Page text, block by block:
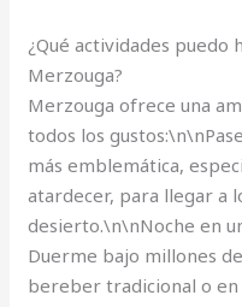
¿Qué actividades puedo
Merzouga?
Merzouga ofrece una
todos los
más emblemática,
atardecer, para llegar a
desierto.\n\nNoche en
Duerme bajo millones
bereber tradicional o